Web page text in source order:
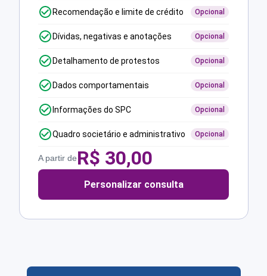
Recomendação e limite de crédito Opcional
Dívidas, negativas e anotações Opcional
Detalhamento de protestos Opcional
Dados comportamentais Opcional
Informações do SPC Opcional
Quadro societário e administrativo Opcional
A partir deR$ 30,00
Personalizar consulta